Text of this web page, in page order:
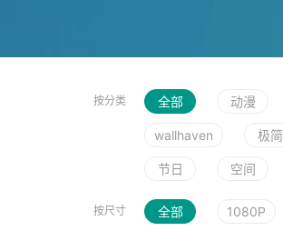
按分类 全部 动漫
wallhaven 极简
节日 空间
按尺寸 全部 1080P